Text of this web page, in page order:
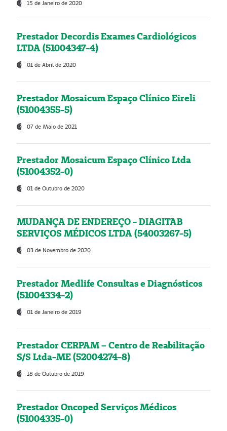
15 de Janeiro de 2020
Prestador Decordis Exames Cardiológicos
LTDA (51004347-4)
01 de Abril de 2020
Prestador Mosaicum Espaço Clínico Eireli
(51004355-5)
07 de Maio de 2021
Prestador Mosaicum Espaço Clínico Ltda
(51004352-0)
01 de Outubro de 2020
MUDANÇA DE ENDEREÇO - DIAGITAB
SERVIÇOS MÉDICOS LTDA (54003267-5)
03 de Novembro de 2020
Prestador Medlife Consultas e Diagnósticos
(51004334-2)
01 de Janeiro de 2019
Prestador CERPAM – Centro de Reabilitação
S/S Ltda-ME (52004274-8)
18 de Outubro de 2019
Prestador Oncoped Serviços Médicos
(51004335-0)